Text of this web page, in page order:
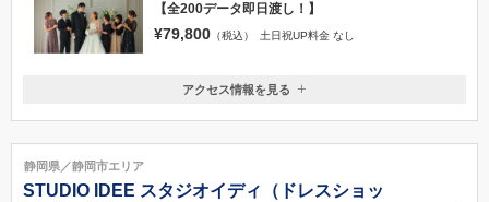
【全200データ即日渡し！】
¥79,800 （税込） 土日祝UP料金 なし
静岡県浜松市中央区雄踏1₋15₋11
0120-465-150
アクセス情報を見る
静岡県／静岡市エリア
STUDIO IDEE スタジオイディ（ドレスショッ